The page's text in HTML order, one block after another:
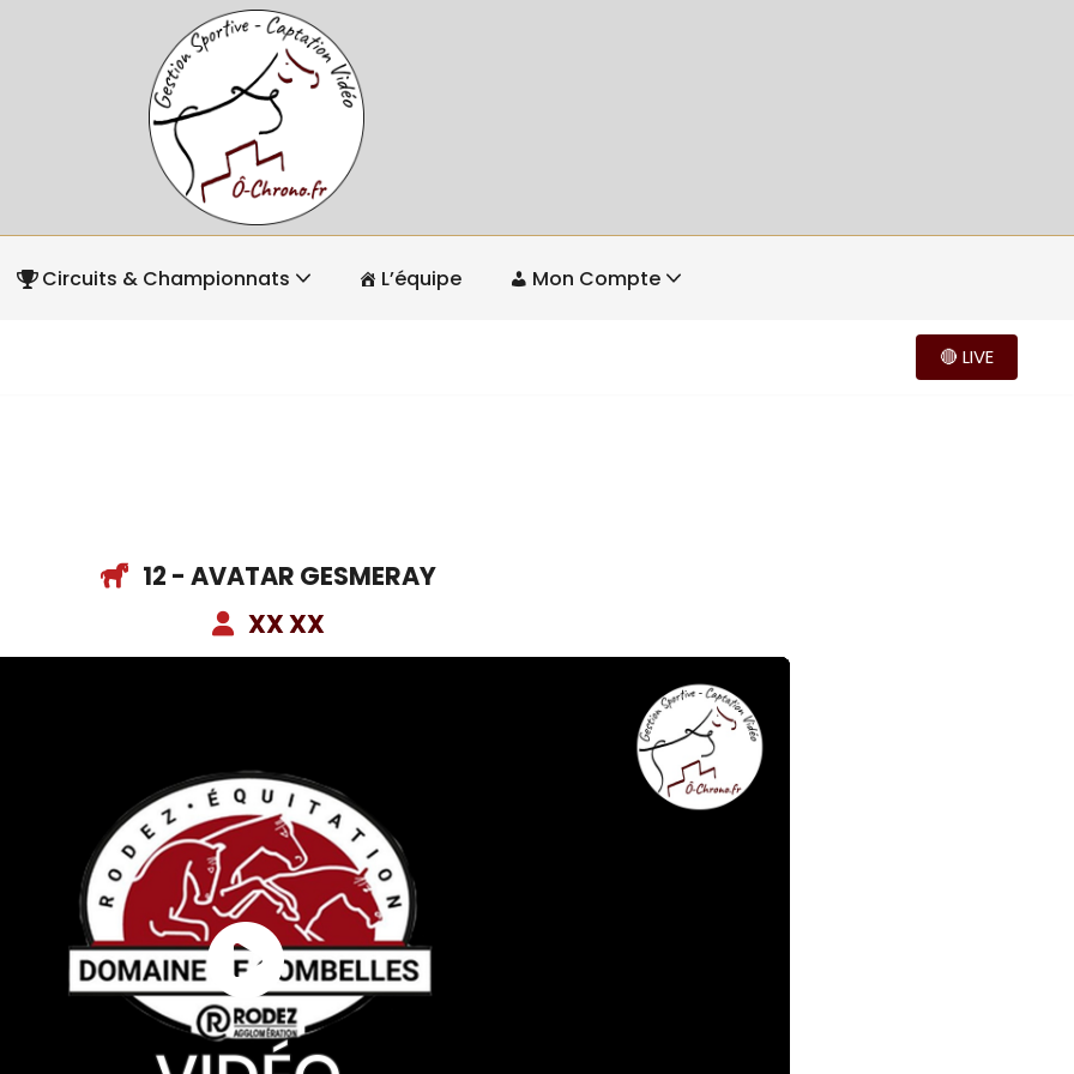
Circuits & Championnats L’équipe Mon Compte
🔴 LIVE
12 - AVATAR GESMERAY
XX XX